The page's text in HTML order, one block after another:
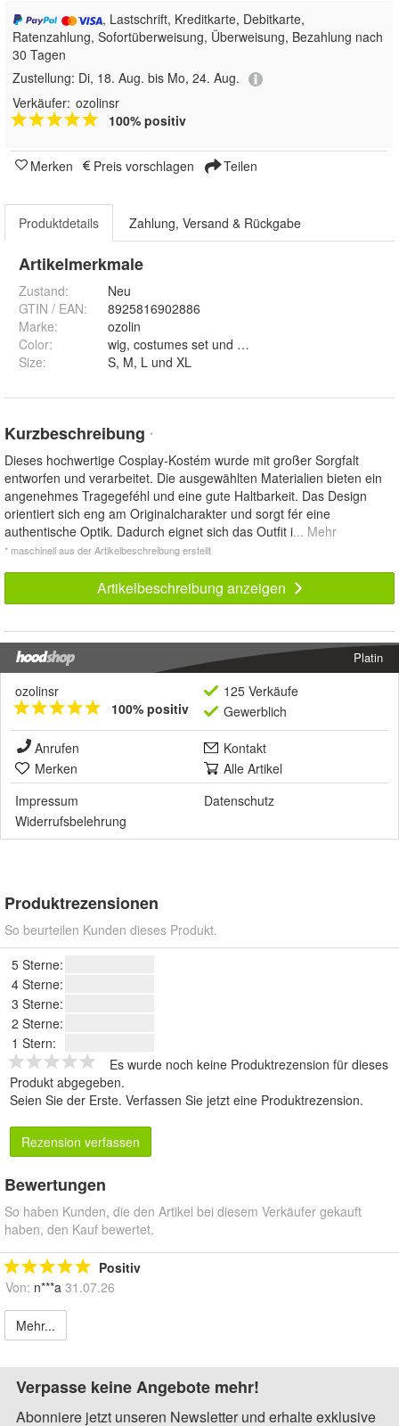
, Lastschrift, Kreditkarte, Debitkarte,
Ratenzahlung, Sofortüberweisung, Überweisung, Bezahlung nach
30 Tagen
Zustellung: Di, 18. Aug. bis Mo, 24. Aug.
Verkäufer: ozolinsr
100% positiv
Merken Preis vorschlagen Teilen
Produktdetails Zahlung, Versand & Rückgabe
Artikelmerkmale
Zustand:
Neu
GTIN / EAN:
8925816902886
Marke:
ozolin
Color:
wig, costumes set und costumes and wig
Size: S, M, L und XL
Kurzbeschreibung *
Dieses hochwertige Cosplay-Kostém wurde mit großer Sorgfalt
entworfen und verarbeitet. Die ausgewählten Materialien bieten ein
angenehmes Tragegeféhl und eine gute Haltbarkeit. Das Design
orientiert sich eng am Originalcharakter und sorgt fér eine
authentische Optik. Dadurch eignet sich das Outfit i... Mehr
* maschinell aus der Artikelbeschreibung erstellt
Artikelbeschreibung anzeigen
Platin
ozolinsr
100% positiv
125 Verkäufe
Gewerblich
Anrufen
Kontakt
Merken
Alle Artikel
Impressum
Datenschutz
Widerrufsbelehrung
Produktrezensionen
So beurteilen Kunden dieses Produkt.
5 Sterne:
4 Sterne:
3 Sterne:
2 Sterne:
1 Stern:
Es wurde noch keine Produktrezension für dieses
Produkt abgegeben.
Seien Sie der Erste. Verfassen Sie jetzt eine Produktrezension.
Rezension verfassen
Bewertungen
So haben Kunden, die den Artikel bei diesem Verkäufer gekauft
haben, den Kauf bewertet.
Positiv
Von: n***a 31.07.26
Mehr...
Verpasse keine Angebote mehr!
Abonniere jetzt unseren Newsletter und erhalte exklusive